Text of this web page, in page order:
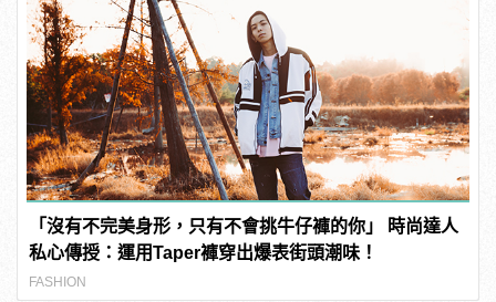
「沒有不完美身形，只有不會挑牛仔褲的你」 時尚達人
私心傳授：運用Taper褲穿出爆表街頭潮味！
FASHION